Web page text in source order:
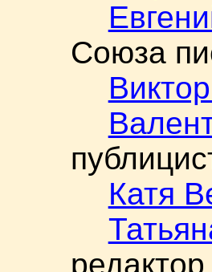
Союза
Катя